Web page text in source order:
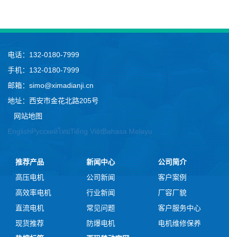
电话：132-0180-7999
手机：132-0180-7999
邮箱：simo@ximadianji.cn
地址：西安市金花北路205号
网站地图
EnglishРусскийไทยTiếng ViệtBahasa Melayu
推荐产品
高压电机
高效率电机
直流电机
现货推荐
新闻中心
公司新闻
行业新闻
常见问题
防爆电机
公司简介
客户案例
厂容厂貌
客户服务中心
电机维修保养